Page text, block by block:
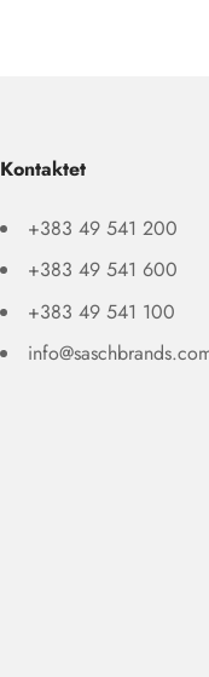
Kontaktet
+383 49 541 200
+383 49 541 600
+383 49 541 100